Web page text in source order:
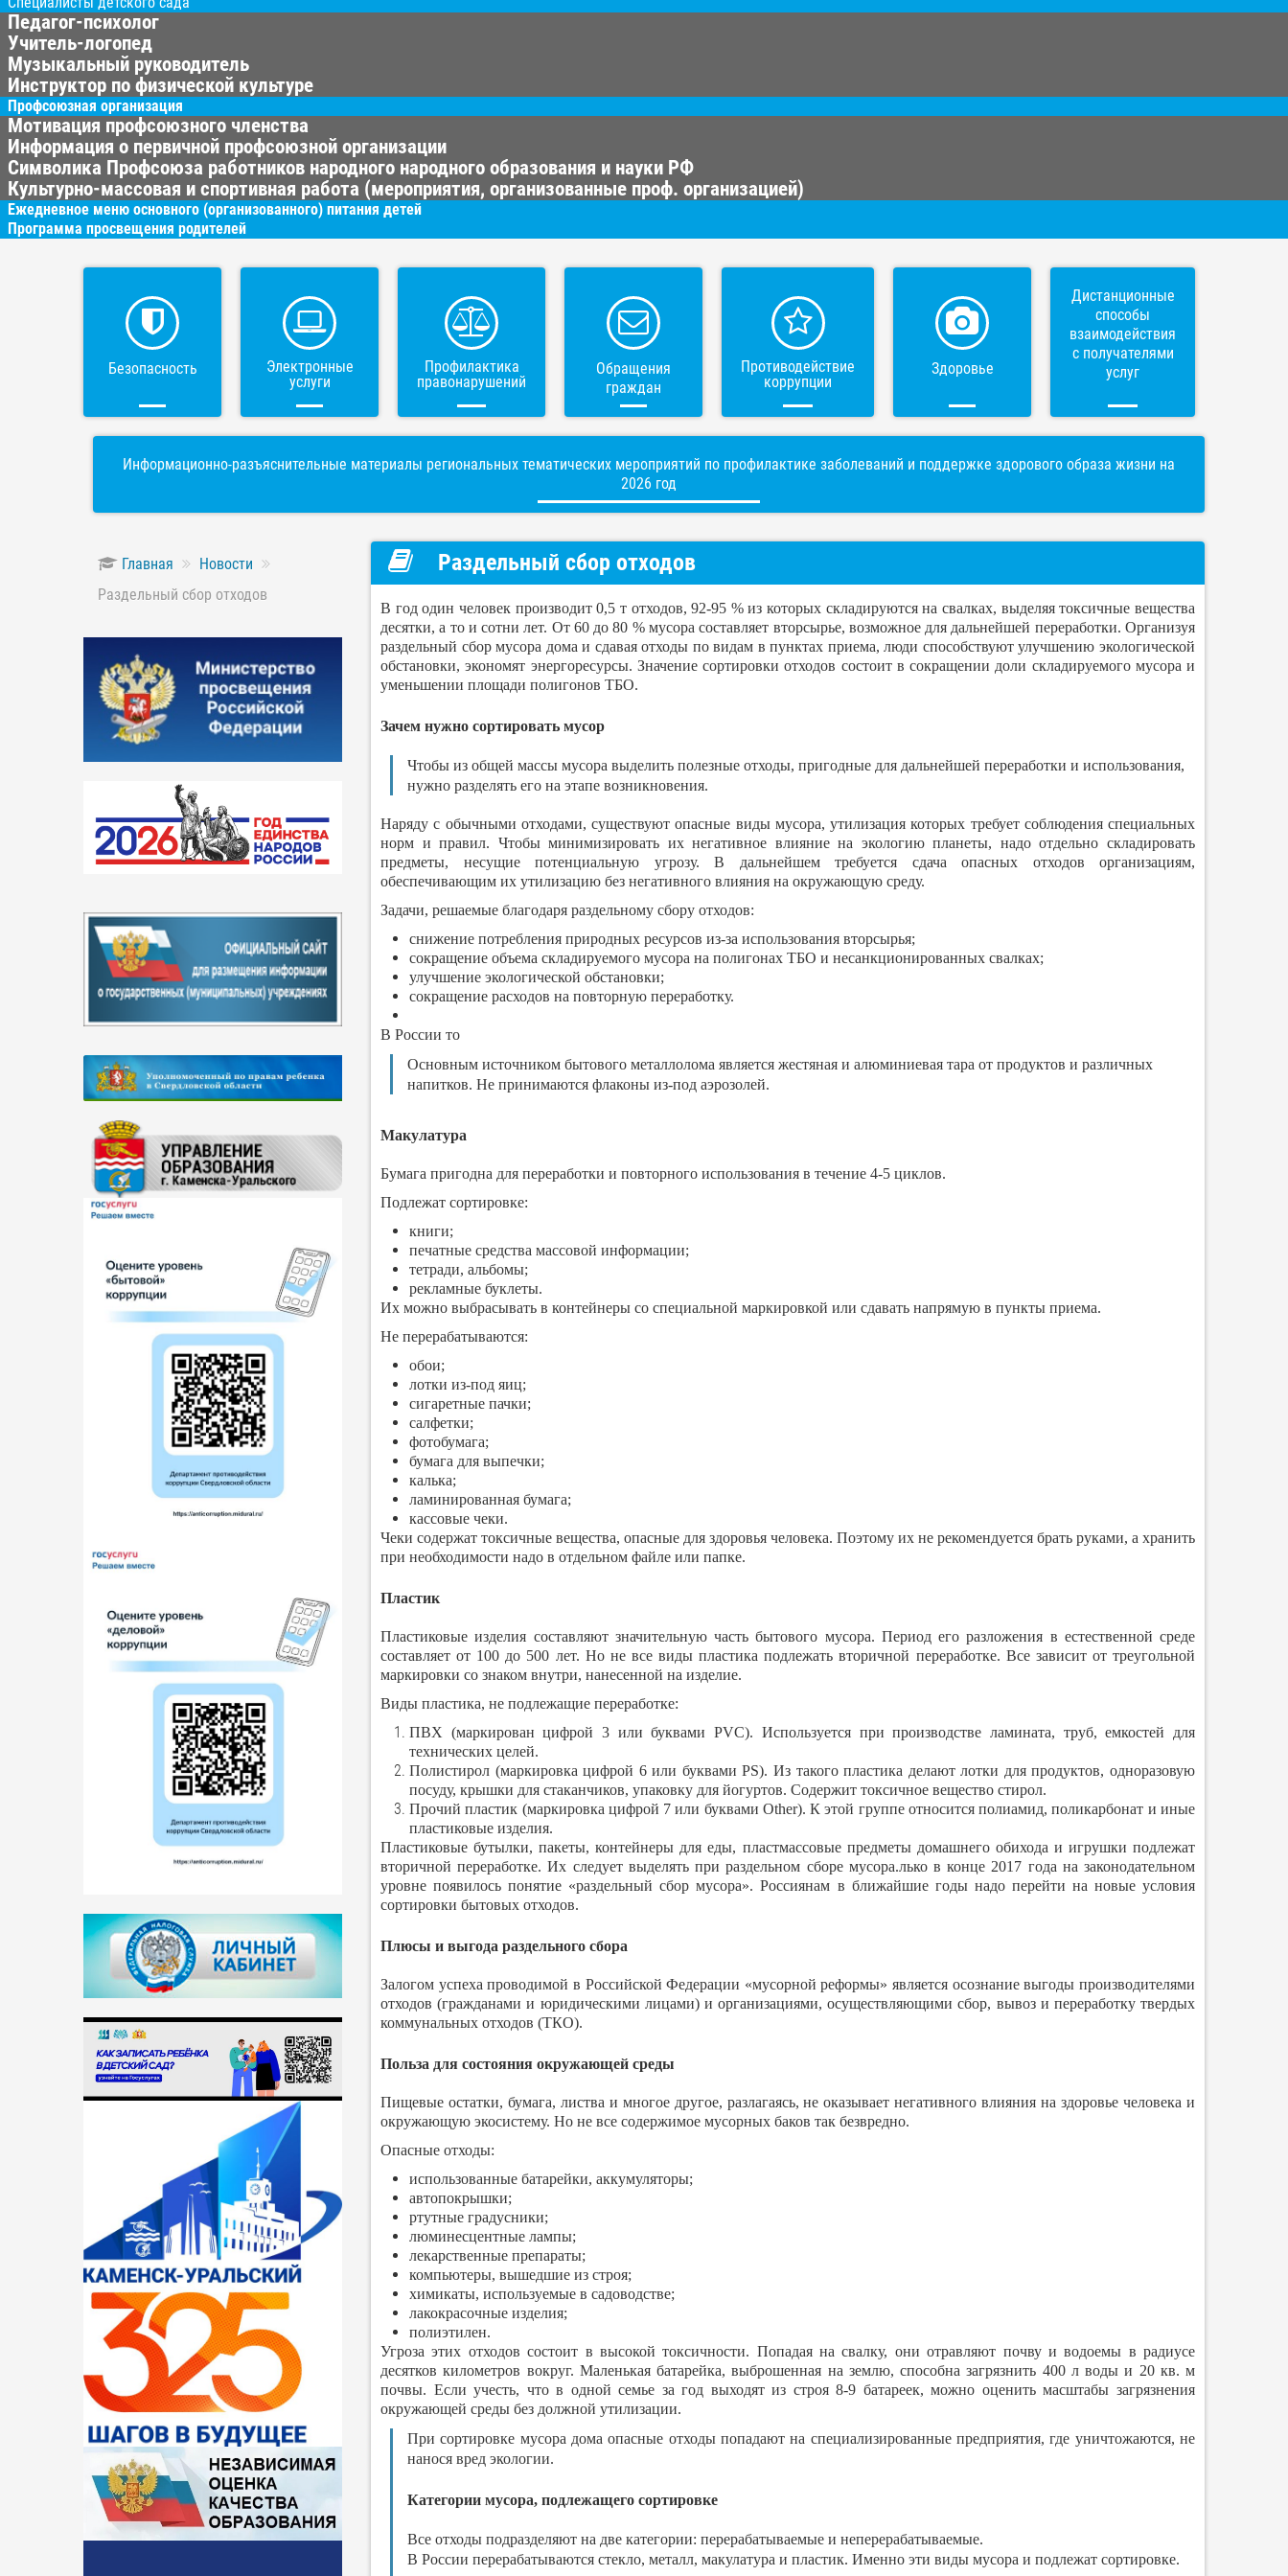
Педагог-психолог
Учитель-логопед
Музыкальный руководитель
Инструктор по физической культуре
Профсоюзная организация
Мотивация профсоюзного членства
Информация о первичной профсоюзной организации
Символика Профсоюза работников народного народного образования и науки РФ
Культурно-массовая и спортивная работа (мероприятия, организованные проф. организацией)
Ежедневное меню основного (организованного) питания детей
Программа просвещения родителей
Безопасность
Электронные
услуги
Профилактика
правонарушений
Обращения
граждан
Противодействие
коррупции
Здоровье
Дистанционные
способы
взаимодействия
с получателями
услуг
Информационно-разъяснительные материалы региональных тематических мероприятий по профилактике заболеваний и поддержке здорового образа жизни на
2026 год
Главная
Новости
Раздельный сбор отходов
Раздельный сбор отходов
В год один человек производит 0,5 т отходов, 92-95 % из которых складируются на свалках, выделяя токсичные вещества
десятки, а то и сотни лет. От 60 до 80 % мусора составляет вторсырье, возможное для дальнейшей переработки. Организуя
раздельный сбор мусора дома и сдавая отходы по видам в пунктах приема, люди способствуют улучшению экологической
обстановки, экономят энергоресурсы. Значение сортировки отходов состоит в сокращении доли складируемого мусора и
уменьшении площади полигонов ТБО.
Зачем нужно сортировать мусор
Чтобы из общей массы мусора выделить полезные отходы, пригодные для дальнейшей переработки и использования,
нужно разделять его на этапе возникновения.
Наряду с обычными отходами, существуют опасные виды мусора, утилизация которых требует соблюдения специальных
норм и правил. Чтобы минимизировать их негативное влияние на экологию планеты, надо отдельно складировать
предметы, несущие потенциальную угрозу. В дальнейшем требуется сдача опасных отходов организациям,
обеспечивающим их утилизацию без негативного влияния на окружающую среду.
Задачи, решаемые благодаря раздельному сбору отходов:
снижение потребления природных ресурсов из-за использования вторсырья;
сокращение объема складируемого мусора на полигонах ТБО и несанкционированных свалках;
улучшение экологической обстановки;
сокращение расходов на повторную переработку.
В России то
Основным источником бытового металлолома является жестяная и алюминиевая тара от продуктов и различных
напитков. Не принимаются флаконы из-под аэрозолей.
Макулатура
Бумага пригодна для переработки и повторного использования в течение 4-5 циклов.
Подлежат сортировке:
книги;
печатные средства массовой информации;
тетради, альбомы;
рекламные буклеты.
Их можно выбрасывать в контейнеры со специальной маркировкой или сдавать напрямую в пункты приема.
Не перерабатываются:
обои;
лотки из-под яиц;
сигаретные пачки;
салфетки;
фотобумага;
бумага для выпечки;
калька;
ламинированная бумага;
кассовые чеки.
Чеки содержат токсичные вещества, опасные для здоровья человека. Поэтому их не рекомендуется брать руками, а хранить
при необходимости надо в отдельном файле или папке.
Пластик
Пластиковые изделия составляют значительную часть бытового мусора. Период его разложения в естественной среде
составляет от 100 до 500 лет. Но не все виды пластика подлежать вторичной переработке. Все зависит от треугольной
маркировки со знаком внутри, нанесенной на изделие.
Виды пластика, не подлежащие переработке:
ПВХ (маркирован цифрой 3 или буквами PVC). Используется при производстве ламината, труб, емкостей для
технических целей.
Полистирол (маркировка цифрой 6 или буквами PS). Из такого пластика делают лотки для продуктов, одноразовую
посуду, крышки для стаканчиков, упаковку для йогуртов. Содержит токсичное вещество стирол.
Прочий пластик (маркировка цифрой 7 или буквами Other). К этой группе относится полиамид, поликарбонат и иные
пластиковые изделия.
Пластиковые бутылки, пакеты, контейнеры для еды, пластмассовые предметы домашнего обихода и игрушки подлежат
вторичной переработке. Их следует выделять при раздельном сборе мусора.лько в конце 2017 года на законодательном
уровне появилось понятие «раздельный сбор мусора». Россиянам в ближайшие годы надо перейти на новые условия
сортировки бытовых отходов.
Плюсы и выгода раздельного сбора
Залогом успеха проводимой в Российской Федерации «мусорной реформы» является осознание выгоды производителями
отходов (гражданами и юридическими лицами) и организациями, осуществляющими сбор, вывоз и переработку твердых
коммунальных отходов (ТКО).
Польза для состояния окружающей среды
Пищевые остатки, бумага, листва и многое другое, разлагаясь, не оказывает негативного влияния на здоровье человека и
окружающую экосистему. Но не все содержимое мусорных баков так безвредно.
Опасные отходы:
использованные батарейки, аккумуляторы;
автопокрышки;
ртутные градусники;
люминесцентные лампы;
лекарственные препараты;
компьютеры, вышедшие из строя;
химикаты, используемые в садоводстве;
лакокрасочные изделия;
полиэтилен.
Угроза этих отходов состоит в высокой токсичности. Попадая на свалку, они отравляют почву и водоемы в радиусе
десятков километров вокруг. Маленькая батарейка, выброшенная на землю, способна загрязнить 400 л воды и 20 кв. м
почвы. Если учесть, что в одной семье за год выходят из строя 8-9 батареек, можно оценить масштабы загрязнения
окружающей среды без должной утилизации.
При сортировке мусора дома опасные отходы попадают на специализированные предприятия, где уничтожаются, не
нанося вред экологии.
Категории мусора, подлежащего сортировке
Все отходы подразделяют на две категории: перерабатываемые и неперерабатываемые.
В России перерабатываются стекло, металл, макулатура и пластик. Именно эти виды мусора и подлежат сортировке.